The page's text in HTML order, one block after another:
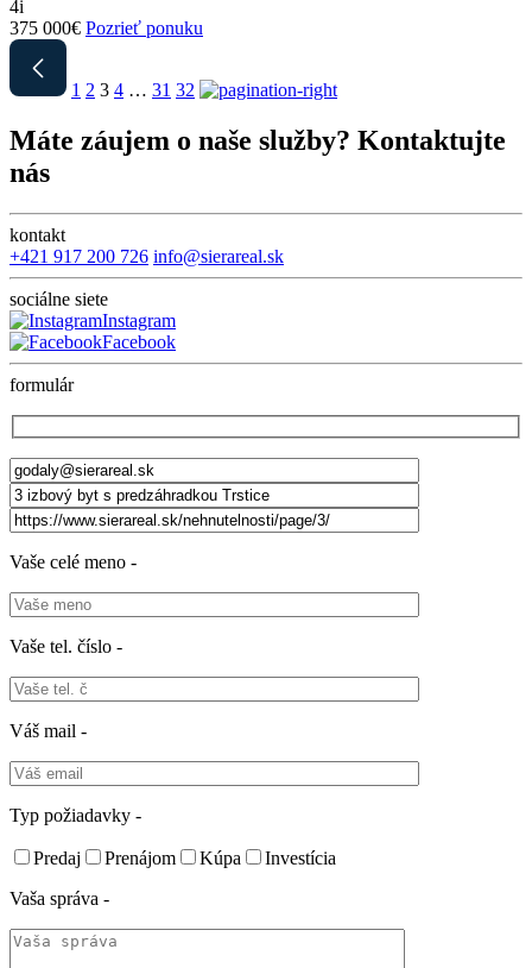
4i
375 000€ Pozrieť ponuku
1 2 3 4 … 31 32
Máte záujem o naše služby? Kontaktujte
nás
kontakt
+421 917 200 726 info@sierareal.sk
sociálne siete
Instagram
Facebook
formulár
Vaše celé meno -
Vaše tel. číslo -
Váš mail -
Typ požiadavky -
Predaj Prenájom Kúpa
Investícia
Vaša správa -